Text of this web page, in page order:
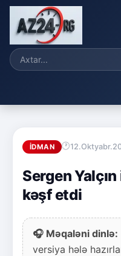
İDMAN
Sergen
kəşf etdi
🎧 Məqaləni dinlə:
versiya hələ